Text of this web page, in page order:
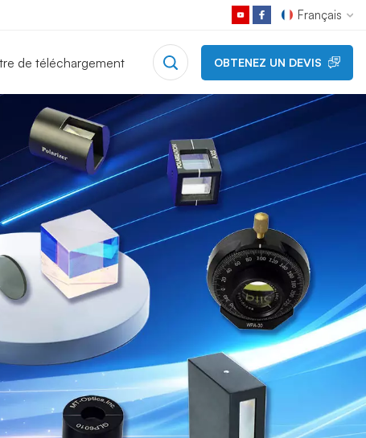
Français
Français
Русский
Español
日本語
한국어
中文
Svenska språket
Lietuvos kalba
de téléchargement OBTENEZ UN DEVIS